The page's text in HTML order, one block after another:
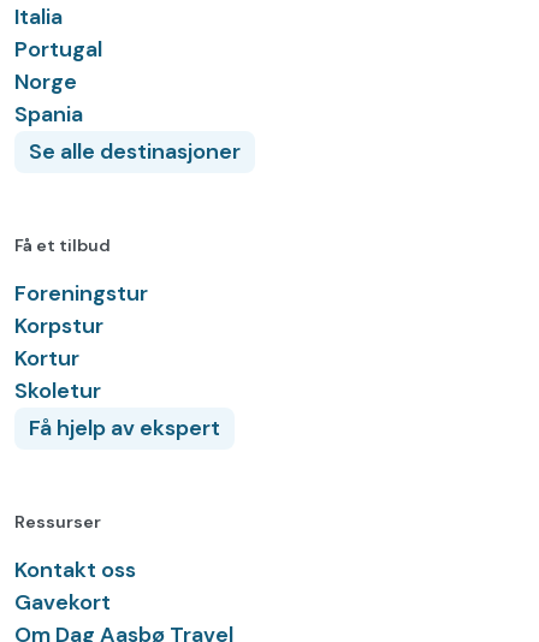
Italia
Portugal
Norge
Spania
Se alle destinasjoner
Få et tilbud
Foreningstur
Korpstur
Kortur
Skoletur
Få hjelp av ekspert
Ressurser
Kontakt oss
Gavekort
Om Dag Aasbø Travel